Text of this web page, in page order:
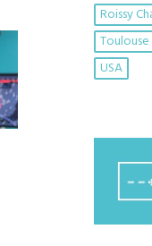
Roissy
Toulouse
USA